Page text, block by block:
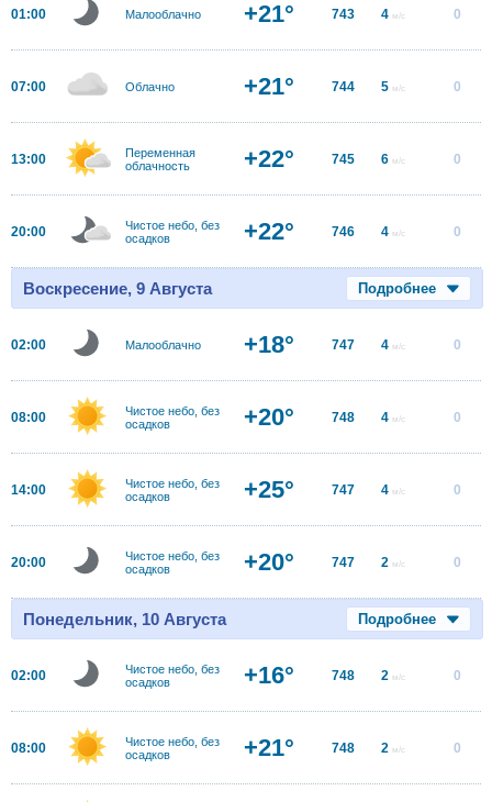
01:00 Малооблачно +21° 743 4 м/с 0
07:00 Облачно +21° 744 5 м/с 0
13:00
Переменная
облачность
+22° 745 6 м/с 0
20:00
Чистое небо, без
осадков
+22° 746 4 м/с 0
Воскресение, 9 Августа Подробнее
02:00 Малооблачно +18° 747 4 м/с 0
08:00
Чистое небо, без
осадков
+20° 748 4 м/с 0
14:00
Чистое небо, без
осадков
+25° 747 4 м/с 0
20:00
Чистое небо, без
осадков
+20° 747 2 м/с 0
Понедельник, 10 Августа Подробнее
02:00
Чистое небо, без
осадков
+16° 748 2 м/с 0
08:00
Чистое небо, без
осадков
+21° 748 2 м/с 0